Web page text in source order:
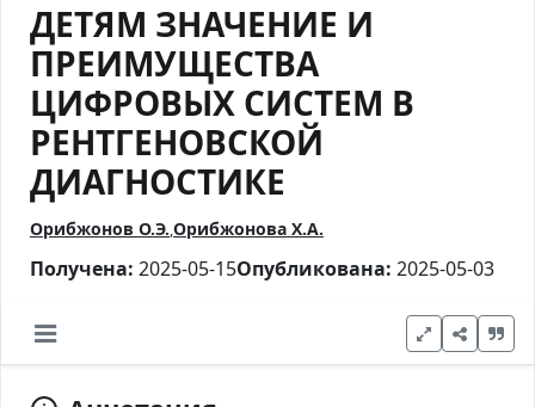
ДЕТЯМ ЗНАЧЕНИЕ И
ПРЕИМУЩЕСТВА
ЦИФРОВЫХ СИСТЕМ В
РЕНТГЕНОВСКОЙ
ДИАГНОСТИКЕ
Орибжонов О.Э. Орибжонова Х.А.
Получена: 2025-05-15Опубликована: 2025-05-03